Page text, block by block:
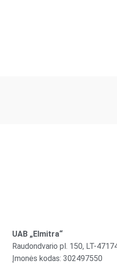
UAB „Elmitra“
Raudondvario pl. 150, LT-
Įmonės kodas: 302497550